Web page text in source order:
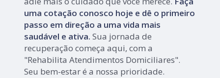
uma cotação conosco hoje e dê o primeiro
passo em direção a uma vida mais
saudável e ativa. Sua jornada de
recuperação começa aqui, com a
"Rehabilita Atendimentos Domiciliares".
Seu bem-estar é a nossa prioridade.